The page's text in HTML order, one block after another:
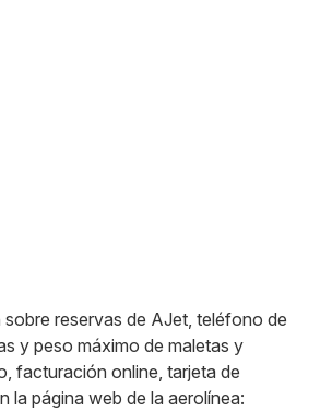
reservas de AJet, teléfono de
y peso máximo de maletas y
facturación online, tarjeta de
la página web de la aerolínea: